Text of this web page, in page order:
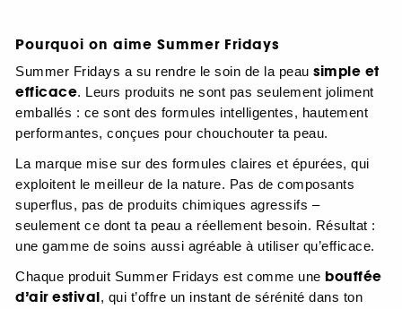
Pourquoi on aime Summer Fridays
Summer Fridays a su rendre le soin de la peau simple et
efficace. Leurs produits ne sont pas seulement joliment
emballés : ce sont des formules intelligentes, hautement
performantes, conçues pour chouchouter ta peau.
La marque mise sur des formules claires et épurées, qui
exploitent le meilleur de la nature. Pas de composants
superflus, pas de produits chimiques agressifs –
seulement ce dont ta peau a réellement besoin. Résultat :
une gamme de soins aussi agréable à utiliser qu’efficace.
Chaque produit Summer Fridays est comme une bouffée
d’air estival, qui t’offre un instant de sérénité dans ton